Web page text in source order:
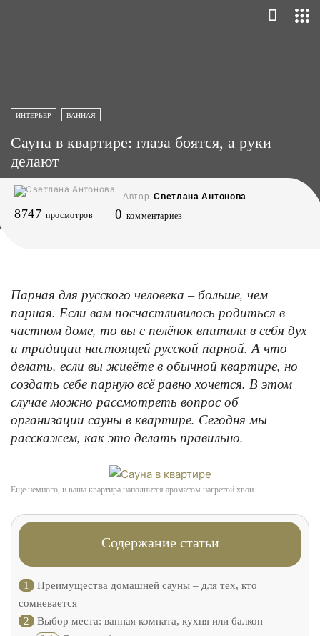
ИНТЕРЬЕР ВАННАЯ
Сауна в квартире: глаза боятся, а руки
делают
Автор Светлана Антонова
8747 просмотров 0 комментариев
Парная для русского человека – больше, чем
парная. Если вам посчастливилось родиться в
частном доме, то вы с пелёнок впитали в себя дух
и традиции настоящей русской парной. А что
делать, если вы живёте в обычной квартире, но
создать себе парную всё равно хочется. В этом
случае можно рассмотреть вопрос об
организации сауны в квартире. Сегодня мы
расскажем, как это делать правильно.
Ещё немного, и ваша квартира наполнится ароматом нагретой хвои
Содержание статьи
1
Преимущества домашней сауны – для тех, кто
сомневается
2
Выбор места: ванная комната, кухня или балкон